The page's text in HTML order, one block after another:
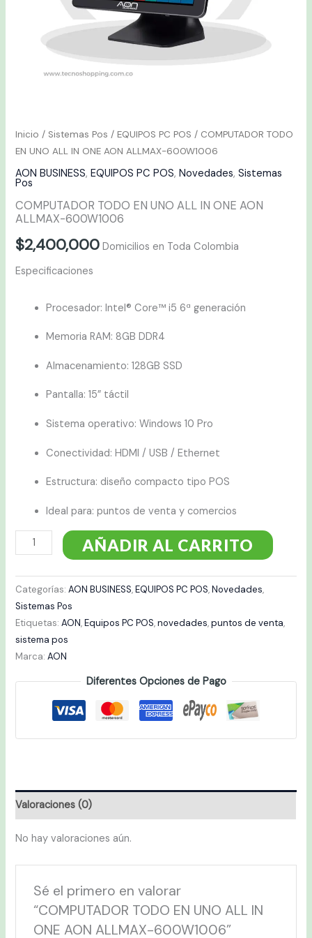
Inicio / Sistemas Pos /EQUIPOS PC POS / COMPUTADOR TODO
EN UNO ALL IN ONE AON ALLMAX-600W1006
AON BUSINESS,EQUIPOS PC POS,Novedades,Sistemas
Pos
COMPUTADOR TODO EN UNO ALL IN ONE AON
ALLMAX-600W1006
$2,400,000 Domicilios en Toda Colombia
Especificaciones
Procesador: Intel® Core™ i5 6ª generación
Memoria RAM: 8GB DDR4
Almacenamiento: 128GB SSD
Pantalla: 15” táctil
Sistema operativo: Windows 10 Pro
Conectividad: HDMI / USB / Ethernet
Estructura: diseño compacto tipo POS
Ideal para: puntos de venta y comercios
AÑADIR AL CARRITO
Categorías:AON BUSINESS,EQUIPOS PC POS,Novedades,
Sistemas Pos
Etiquetas:AON,Equipos PC POS,novedades,puntos de venta,
sistema pos
Marca:AON
Diferentes Opciones de Pago
Valoraciones (0)
No hay valoraciones aún.
Sé el primero en valorar
“COMPUTADOR TODO EN UNO ALL IN
ONE AON ALLMAX-600W1006”